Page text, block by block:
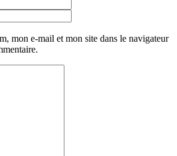
mon e-mail et mon site dans le navigateur